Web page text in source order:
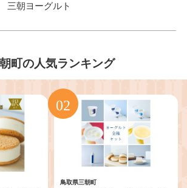
三朝ヨーグルト
町の人気ランキング
鳥取県三朝町